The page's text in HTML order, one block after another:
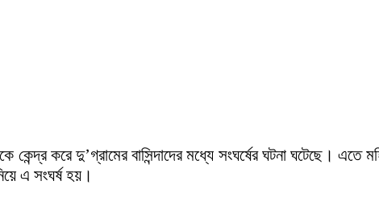
কেন্দ্র করে দু’গ্রামের বাসিন্দাদের মধ্যে সংঘর্ষের ঘটনা ঘটেছে।
এ সংঘর্ষ হয়।